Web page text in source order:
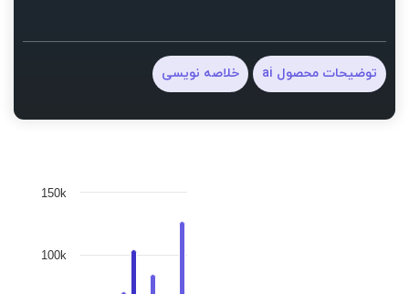
توضیحات محصول ai خلاصه نویسی
100k
150k